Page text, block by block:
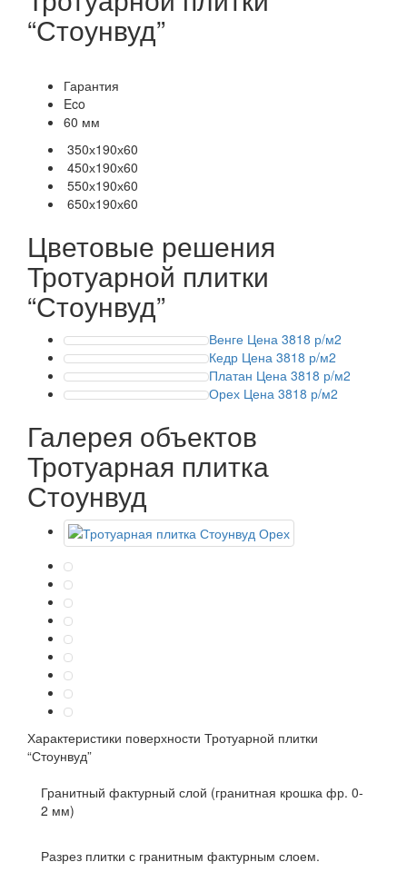
“Стоунвуд”
Гарантия
Eco
60 мм
350х190х60
450х190х60
550х190х60
650х190х60
Цветовые решения
Тротуарной плитки
“Стоунвуд”
Венге Цена 3818 р/м2
Кедр Цена 3818 р/м2
Платан Цена 3818 р/м2
Орех Цена 3818 р/м2
Галерея объектов
Тротуарная плитка
Стоунвуд
Характеристики поверхности Тротуарной плитки
“Стоунвуд”
Гранитный фактурный слой (гранитная крошка фр. 0-
2 мм)
Разрез плитки с гранитным фактурным слоем.